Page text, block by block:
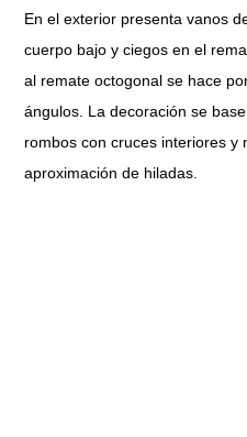
En el exterior presenta vanos
cuerpo bajo y ciegos en el
al remate octogonal se hace
ángulos. La decoración se
rombos con cruces interiores y
aproximación de hiladas.